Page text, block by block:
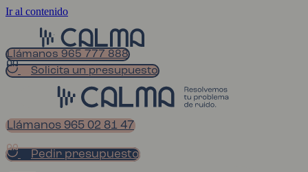
Ir al contenido
Llámanos 965 777 888
Solicita un presupuesto
Llámanos 965 02 81 47
Pedir presupuesto